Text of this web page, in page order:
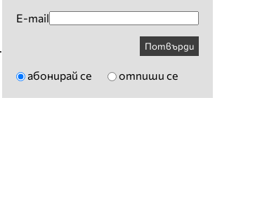
E-mail
Потвърди
абонирай се отпиши се